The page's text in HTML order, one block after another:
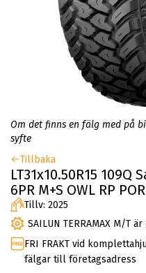
Om det finns en fälg med på
syfte
Tillbaka
LT31x10.50R15 109Q
6PR M+S OWL RP
Tillv: 2025
SAILUN TERRAMAX M/T
FRI FRAKT vid
fälgar till företagsadress